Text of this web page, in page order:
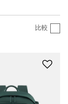
比較